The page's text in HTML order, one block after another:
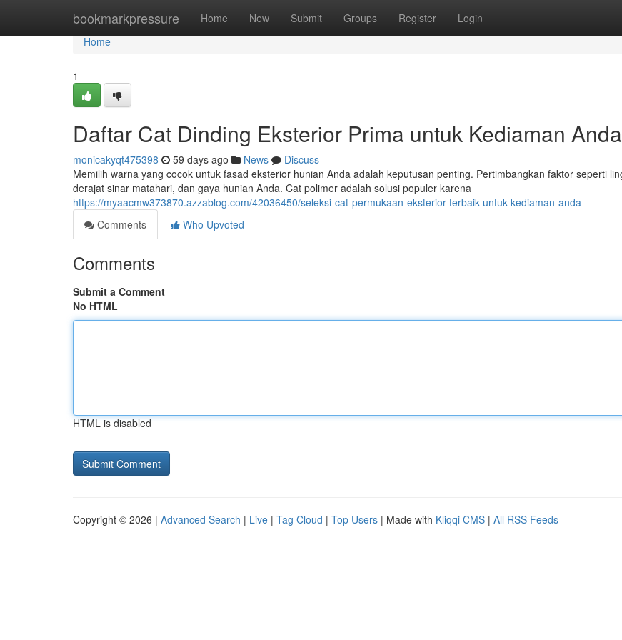
bookmarkpressure Home New Submit Groups Register Login
Home
Home
1
Daftar Cat Dinding Eksterior Prima untuk Kediaman Anda
monicakyqt475398 59 days ago News
Discuss
Memilih warna yang cocok untuk fasad eksterior hunian Anda adalah keputusan penting. Pertimbangkan faktor seperti
derajat sinar matahari, dan gaya hunian Anda. Cat polimer adalah solusi populer karena
https://myaacmw373870.azzablog.com/42036450/seleksi-cat-permukaan-eksterior-terbaik-untuk-kediaman-anda
Comments
Who Upvoted
Comments
Submit a Comment
No HTML
HTML is disabled
Copyright © 2026 | Advanced Search | Live | Tag Cloud | Top Users | Made with Kliqqi CMS | All RSS Feeds